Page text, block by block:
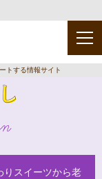
トする情報サイト
りスイーツから老